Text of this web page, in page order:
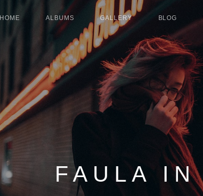
HOME ALBUMS GALLERY BLOG
FAULA